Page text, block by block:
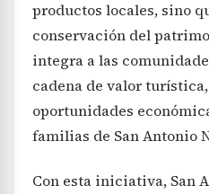
productos locales, sino
conservación del
integra a las
cadena de valor
oportunidades
familias de San Antonio
Con esta iniciativa, San